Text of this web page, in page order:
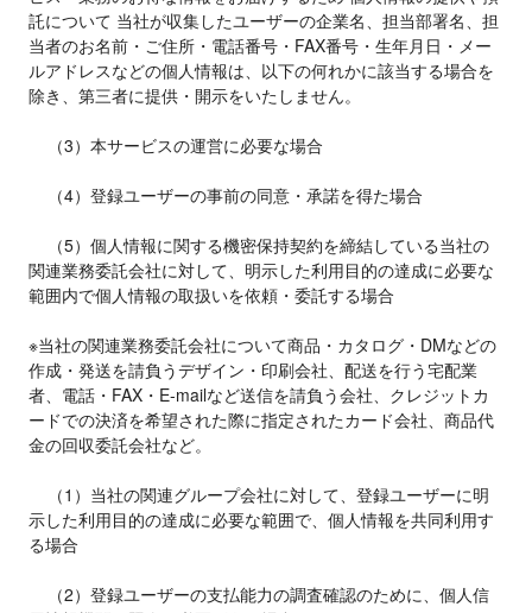
託について 当社が収集したユーザーの企業名、担当部署名、担
当者のお名前・ご住所・電話番号・FAX番号・生年月日・メー
ルアドレスなどの個人情報は、以下の何れかに該当する場合を
除き、第三者に提供・開示をいたしません。
関連業務委託会社に対して、明示した利用目的の達成に必要な
範囲内で個人情報の取扱いを依頼・委託する場合
※当社の関連業務委託会社について商品・カタログ・DMなどの
作成・発送を請負うデザイン・印刷会社、配送を行う宅配業
者、電話・FAX・E-mailなど送信を請負う会社、クレジットカ
ードでの決済を希望された際に指定されたカード会社、商品代
金の回収委託会社など。
示した利用目的の達成に必要な範囲で、個人情報を共同利用す
る場合